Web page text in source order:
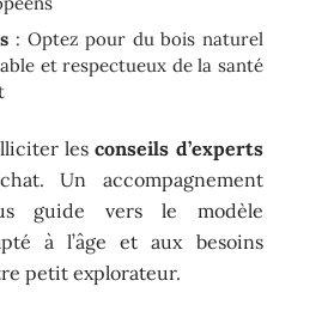
: Optez pour du bois naturel
et respectueux de la santé
lesconseils d’experts
Un accompagnement
guide vers le modèle
à l’âge et aux besoins
petit explorateur.